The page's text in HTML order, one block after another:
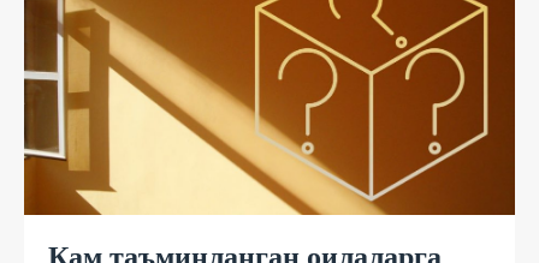
Кам таъминланган оилаларга